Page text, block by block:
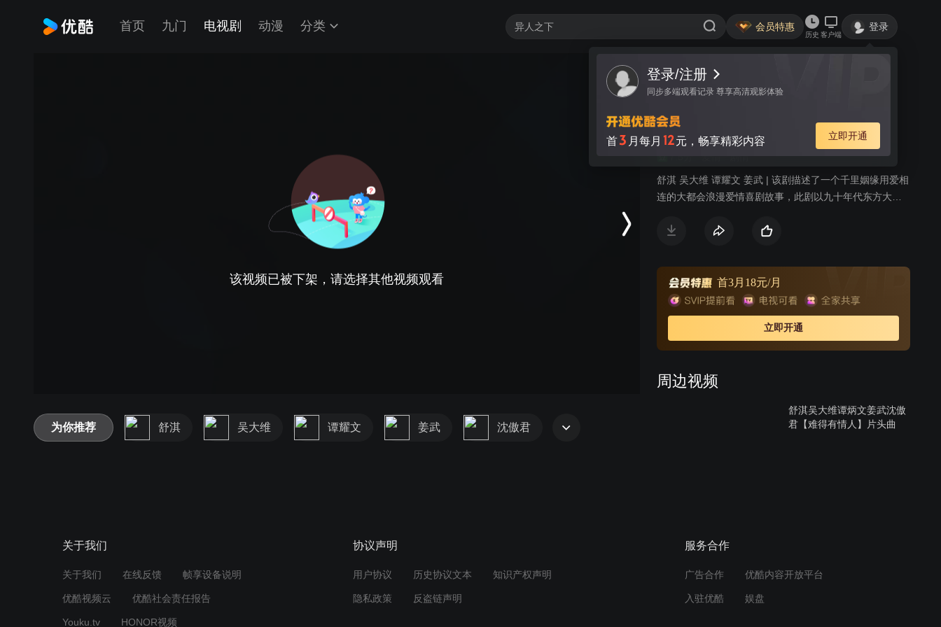
首页 九门 电视剧 动漫 分类 会员特惠
历史 客户端
登录
登录/注册
同步多端观看记录 尊享高清观影体验
首3 月每月 12元，畅享精彩内容 立即开通
该视频已被下架，请选择其他视频观看
视频 讨论
难得有情人
剧情
舒淇 吴大维 谭耀文 姜武 | 该剧描述了一个千里姻缘用爱相
连的大都会浪漫爱情喜剧故事，此剧以九十年代东方大都
主线，描述了她所遭遇的种种情感经历，更以亲和的视角
生，轻快之余叙述着人世的命运，语言谈谐幽默，风格清
新活泼，展示了一幅幅九十年代改革开放中的上海十里繁
华色彩斑驳的风情画卷。
首3月18元/月
立即开通
周边视频
舒淇吴大维谭炳文姜武沈傲
君【难得有情人】片头曲
天“无间道”赢得水管排污案
为你推荐 舒淇 吴大维 谭耀文 姜武 沈傲君
关于我们
关于我们 在线反馈 帧享设备说明
优酷视频云 优酷社会责任报告
Youku.tv HONOR视频
协议声明
用户协议 历史协议文本 知识产权声明
隐私政策 反盗链声明
服务合作
广告合作 优酷内容开放平台
入驻优酷 娱盘